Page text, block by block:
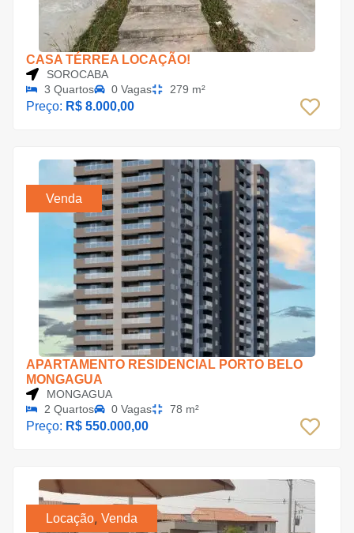
CASA TÉRREA LOCAÇÃO!
SOROCABA
3 Quartos
0 Vagas 279 m²
Preço: R$ 8.000,00
Venda
APARTAMENTO RESIDENCIAL PORTO BELO
MONGAGUA
MONGAGUA
2 Quartos
0 Vagas 78 m²
Preço: R$ 550.000,00
Locação, Venda